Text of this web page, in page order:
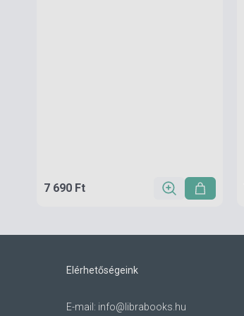
7 690 Ft
Elérhetőségeink
E-mail: info@librabooks.hu